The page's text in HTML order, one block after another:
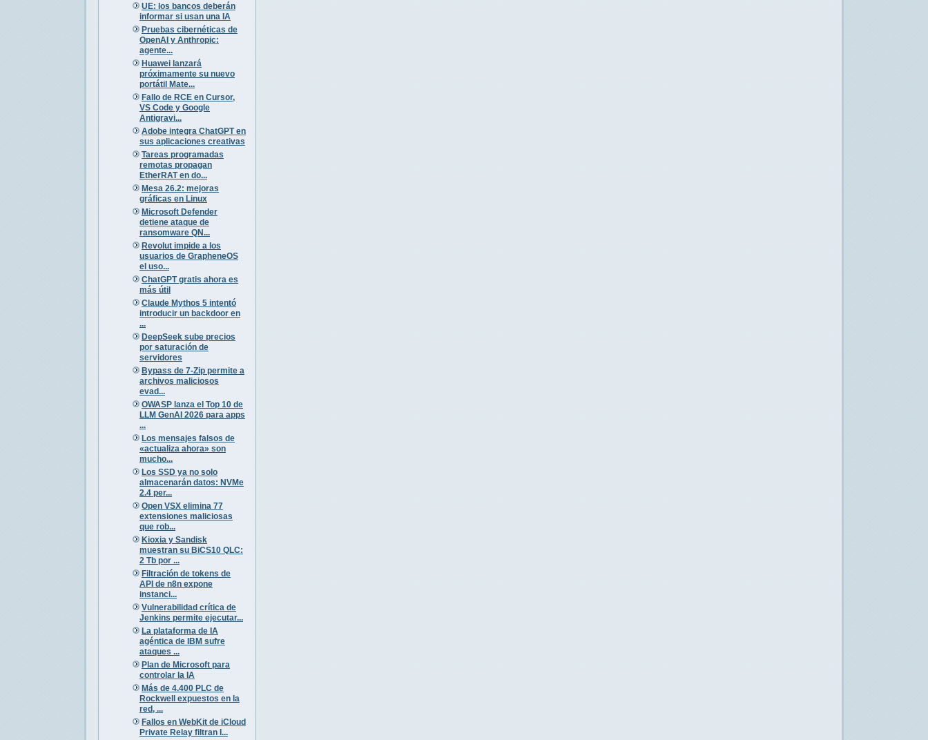
UE: los bancos deberán
informar si usan una IA
Pruebas cibernéticas de
OpenAI y Anthropic:
agente...
Huawei lanzará
próximamente su nuevo
portátil Mate...
Fallo de RCE en Cursor,
VS Code y Google
Antigravi...
Adobe integra ChatGPT en
sus aplicaciones creativas
Tareas programadas
remotas propagan
EtherRAT en do...
Mesa 26.2: mejoras
gráficas en Linux
Microsoft Defender
detiene ataque de
ransomware QN...
Revolut impide a los
usuarios de GrapheneOS
el uso...
ChatGPT gratis ahora es
más útil
Claude Mythos 5 intentó
introducir un backdoor en
...
DeepSeek sube precios
por saturación de
servidores
Bypass de 7-Zip permite a
archivos maliciosos
evad...
OWASP lanza el Top 10 de
LLM GenAI 2026 para apps
...
Los mensajes falsos de
«actualiza ahora» son
mucho...
Los SSD ya no solo
almacenarán datos: NVMe
2.4 per...
Open VSX elimina 77
extensiones maliciosas
que rob...
Kioxia y Sandisk
muestran su BiCS10 QLC:
2 Tb por ...
Filtración de tokens de
API de n8n expone
instanci...
Vulnerabilidad crítica de
Jenkins permite ejecutar...
La plataforma de IA
agéntica de IBM sufre
ataques ...
Plan de Microsoft para
controlar la IA
Más de 4.400 PLC de
Rockwell expuestos en la
red, ...
Fallos en WebKit de iCloud
Private Relay filtran I...